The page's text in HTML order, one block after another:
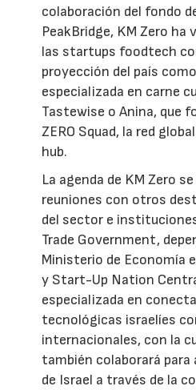
colaboración del fondo
PeakBridge, KM Zero ha
las startups foodtech
proyección del país
especializada en carne
Tastewise o Anina, que
ZERO Squad, la red
hub.
La agenda de KM Zero
reuniones con otros
del sector e
Trade Government,
Ministerio de Economía
y Start-Up Nation
especializada en
tecnológicas israelíes
internacionales, con la
también colaborará
de Israel a través de la